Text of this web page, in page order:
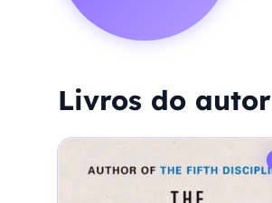
Livros do autor